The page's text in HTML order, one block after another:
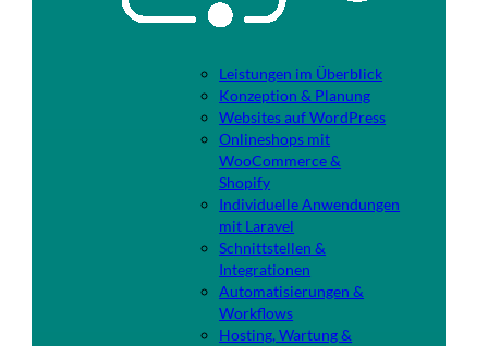
Leistungen im Überblick
Konzeption & Planung
Websites auf WordPress
Onlineshops mit
WooCommerce &
Shopify
Individuelle Anwendungen
mit Laravel
Schnittstellen &
Integrationen
Automatisierungen &
Workflows
Hosting, Wartung &